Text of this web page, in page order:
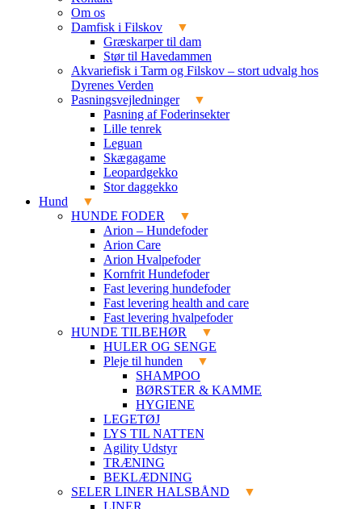
Om os
Damfisk i Filskov
Græskarper til dam
Stør til Havedammen
Akvariefisk i Tarm og Filskov – stort udvalg hos
Dyrenes Verden
Pasningsvejledninger
Pasning af Foderinsekter
Lille tenrek
Leguan
Skægagame
Leopardgekko
Stor daggekko
Hund
HUNDE FODER
Arion – Hundefoder
Arion Care
Arion Hvalpefoder
Kornfrit Hundefoder
Fast levering hundefoder
Fast levering health and care
Fast levering hvalpefoder
HUNDE TILBEHØR
HULER OG SENGE
Pleje til hunden
SHAMPOO
BØRSTER & KAMME
HYGIENE
LEGETØJ
LYS TIL NATTEN
Agility Udstyr
TRÆNING
BEKLÆDNING
SELER LINER HALSBÅND
LINER